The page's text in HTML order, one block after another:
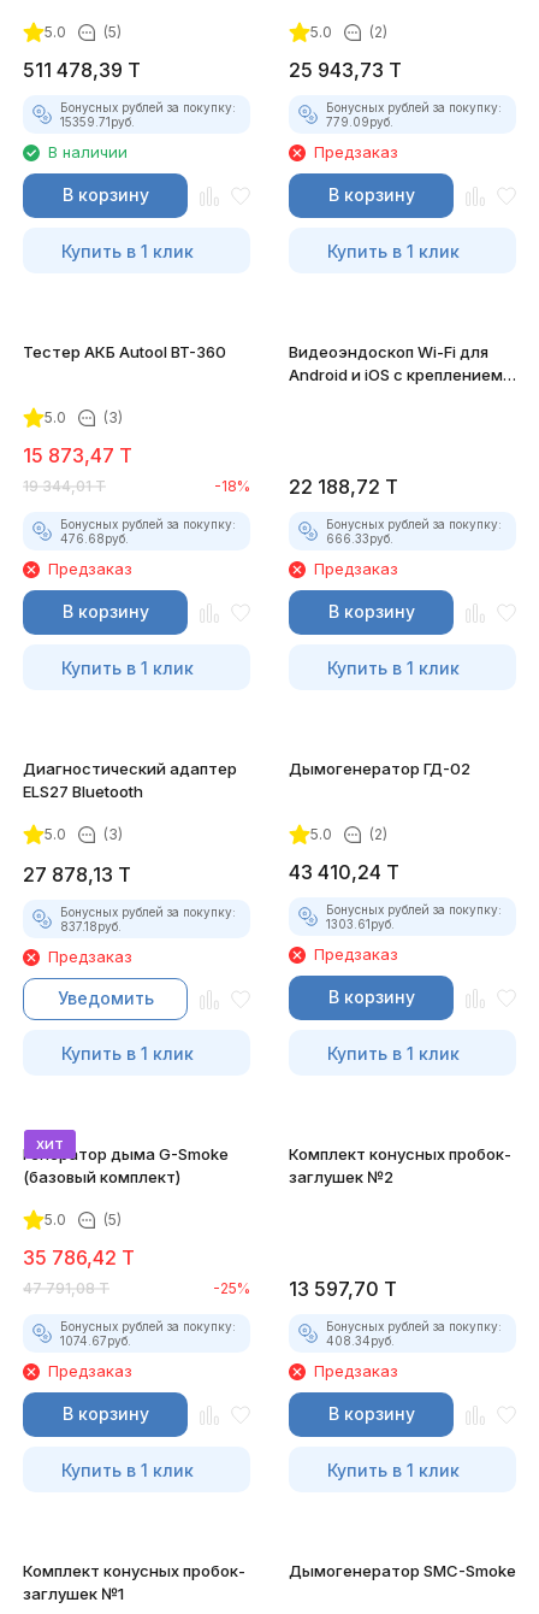
5.0 (5)
511 478,39 T
Бонусных рублей за покупку:
15359.71руб.
В наличии
В корзину
Купить в 1 клик
5.0 (2)
25 943,73 T
Бонусных рублей за покупку:
779.09руб.
Предзаказ
В корзину
Купить в 1 клик
Тестер АКБ Autool BT-360
5.0 (3)
15 873,47 T
19 344,01 T -18%
Бонусных рублей за покупку:
476.68руб.
Предзаказ
В корзину
Купить в 1 клик
Видеоэндоскоп Wi-Fi для
Android и iOS с креплением
22 188,72 T
Бонусных рублей за покупку:
666.33руб.
Предзаказ
В корзину
Купить в 1 клик
Диагностический адаптер
ELS27 Bluetooth
5.0 (3)
27 878,13 T
Бонусных рублей за покупку:
837.18руб.
Предзаказ
Уведомить
Купить в 1 клик
Дымогенератор ГД-02
5.0 (2)
43 410,24 T
Бонусных рублей за покупку:
1303.61руб.
Предзаказ
В корзину
Купить в 1 клик
хит
Генератор дыма G-Smoke
(базовый комплект)
5.0 (5)
35 786,42 T
47 791,08 T -25%
Бонусных рублей за покупку:
1074.67руб.
Предзаказ
В корзину
Купить в 1 клик
Комплект конусных пробок-
заглушек №2
13 597,70 T
Бонусных рублей за покупку:
408.34руб.
Предзаказ
В корзину
Купить в 1 клик
Комплект конусных пробок-
заглушек №1
Дымогенератор SMC-Smoke